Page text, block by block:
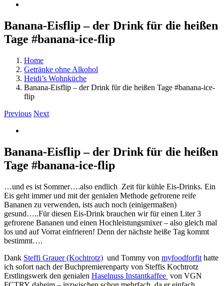
Banana-Eisflip – der Drink für die heißen
Tage #banana-ice-flip
Home
Getränke ohne Alkohol
Heidi’s Wohnküche
Banana-Eisflip – der Drink für die heißen Tage #banana-ice-
flip
Previous Next
Banana-Eisflip – der Drink für die heißen
Tage #banana-ice-flip
…und es ist Sommer….also endlich Zeit für kühle Eis-Drinks. Ein
Eis geht immer und mit der genialen Methode gefrorene reife
Bananen zu verwenden, ists auch noch (einigermaßen)
gesund…..Für diesen Eis-Drink brauchen wir für einen Liter 3
gefrorene Bananen und einen Hochleistungsmixer – also gleich mal
los und auf Vorrat einfrieren! Denn der nächste heiße Tag kommt
bestimmt….
Dank Steffi Grauer (Kochtrotz) und Tommy von myfoodforfit hatte
ich sofort nach der Buchpremierenparty von Steffis Kochtrotz
Erstlingswerk den genialen Haselnuss Instantkaffee von VGN